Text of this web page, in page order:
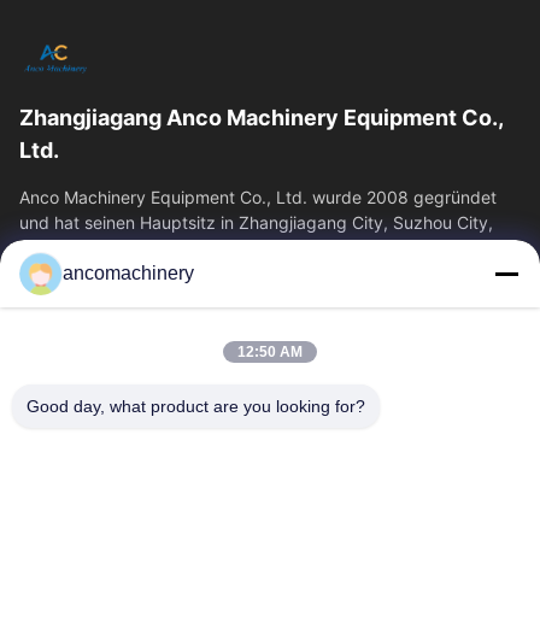
Zhangjiagang Anco Machinery Equipment Co.,
Ltd.
Anco Machinery Equipment Co., Ltd. wurde 2008 gegründet
und hat seinen Hauptsitz in Zhangjiagang City, Suzhou City,
Provinz Jiangsu. Es ist ein...
Schnelllinks
Über Uns
Fabrik Tour
Qualitätskontrolle
ancomachinery
12:50 AM
Good day, what product are you looking for?